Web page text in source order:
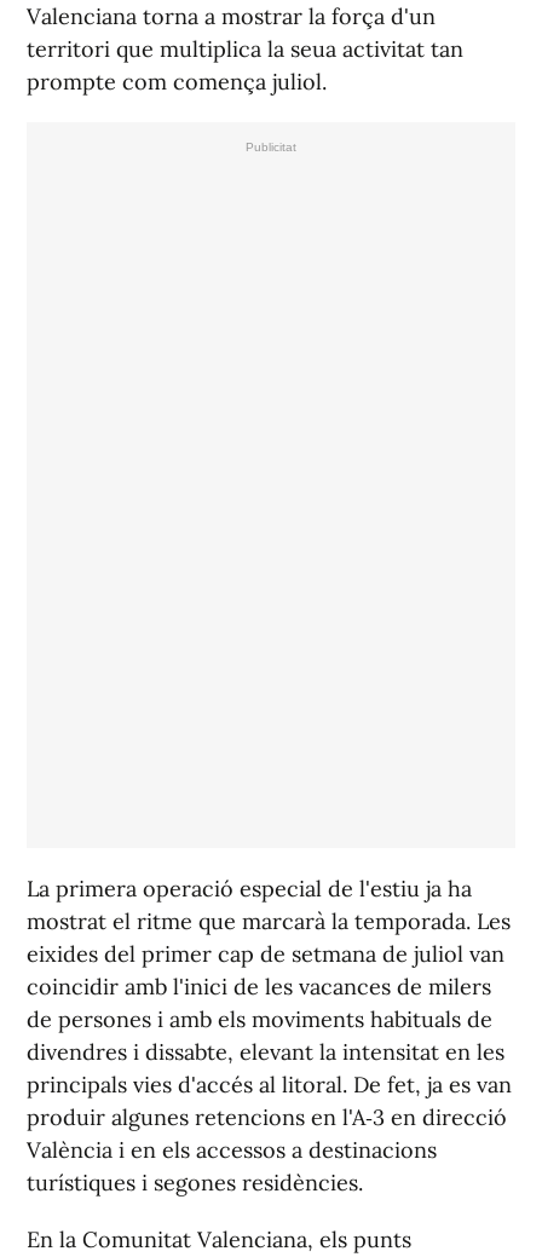
Valenciana torna a mostrar la força d'un
territori que multiplica la seua activitat tan
prompte com comença juliol.
La primera operació especial de l'estiu ja ha
mostrat el ritme que marcarà la temporada. Les
eixides del primer cap de setmana de juliol van
coincidir amb l'inici de les vacances de milers
de persones i amb els moviments habituals de
divendres i dissabte, elevant la intensitat en les
principals vies d'accés al litoral. De fet, ja es van
produir algunes retencions en l'A‑3 en direcció
València i en els accessos a destinacions
turístiques i segones residències.
En la Comunitat Valenciana, els punts